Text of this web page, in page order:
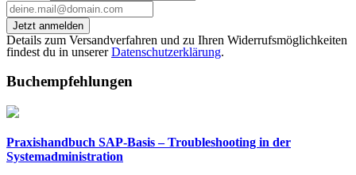
Jetzt anmelden
Details zum Versandverfahren und zu Ihren Widerrufsmöglichkeiten
findest du in unsererDatenschutzerklärung.
Buchempfehlungen
Praxishandbuch SAP-Basis – Troubleshooting in der
Systemadministration